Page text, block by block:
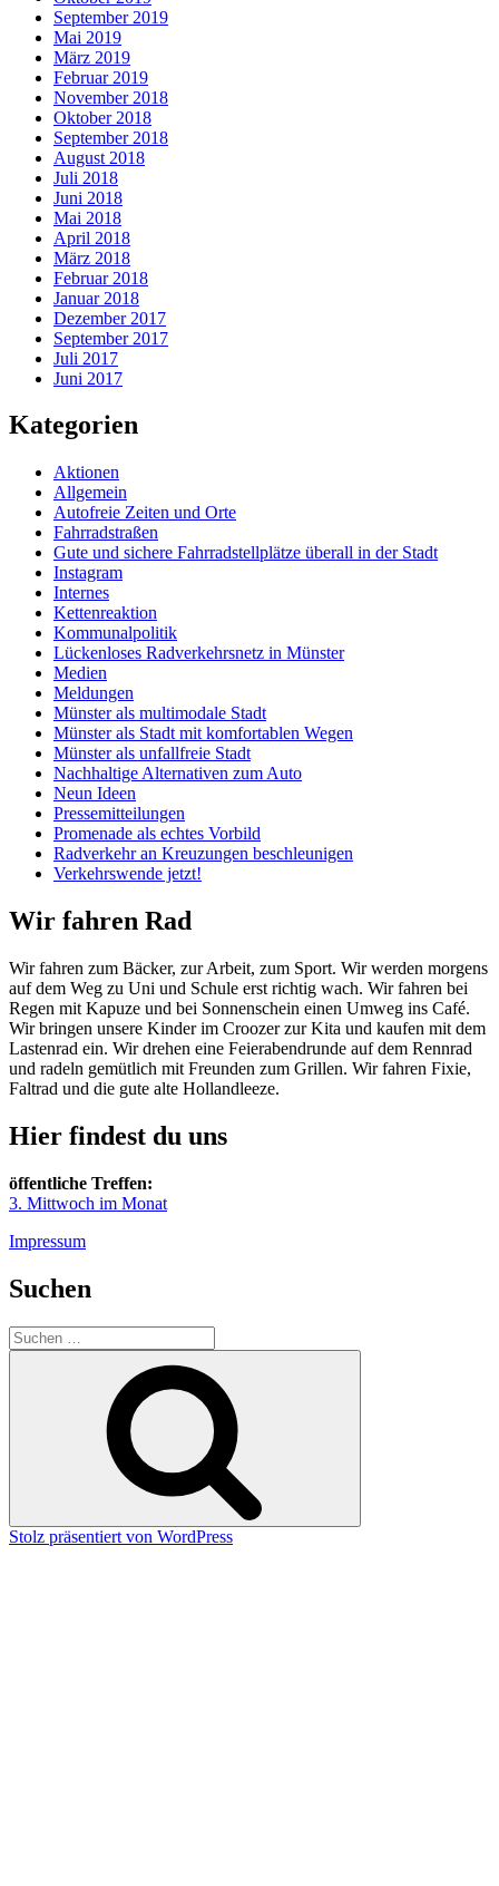
September 2019
Mai 2019
März 2019
Februar 2019
November 2018
Oktober 2018
September 2018
August 2018
Juli 2018
Juni 2018
Mai 2018
April 2018
März 2018
Februar 2018
Januar 2018
Dezember 2017
September 2017
Juli 2017
Juni 2017
Kategorien
Aktionen
Allgemein
Autofreie Zeiten und Orte
Fahrradstraßen
Gute und sichere Fahrradstellplätze überall in der Stadt
Instagram
Internes
Kettenreaktion
Kommunalpolitik
Lückenloses Radverkehrsnetz in Münster
Medien
Meldungen
Münster als multimodale Stadt
Münster als Stadt mit komfortablen Wegen
Münster als unfallfreie Stadt
Nachhaltige Alternativen zum Auto
Neun Ideen
Pressemitteilungen
Promenade als echtes Vorbild
Radverkehr an Kreuzungen beschleunigen
Verkehrswende jetzt!
Wir fahren Rad
Wir fahren zum Bäcker, zur Arbeit, zum Sport. Wir werden morgens
auf dem Weg zu Uni und Schule erst richtig wach. Wir fahren bei
Regen mit Kapuze und bei Sonnenschein einen Umweg ins Café.
Wir bringen unsere Kinder im Croozer zur Kita und kaufen mit dem
Lastenrad ein. Wir drehen eine Feierabendrunde auf dem Rennrad
und radeln gemütlich mit Freunden zum Grillen. Wir fahren Fixie,
Faltrad und die gute alte Hollandleeze.
Hier findest du uns
öffentliche Treffen:
3. Mittwoch im Monat
Impressum
Suchen
Suchen
nach:
Stolz präsentiert von WordPress